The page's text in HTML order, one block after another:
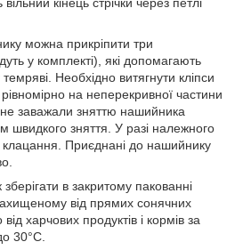
можна прикріпити три
у комплекті), які допомагають
Необхідно витягнути кліпси
рівномірно на неперекривної частини
заважали зняттю нашийника
швидкого зняття. У разі належного
клацання. Приєднані до нашийнику
в закритому пакованні
від прямих сонячних
харчових продуктів і кормів за
30°С.